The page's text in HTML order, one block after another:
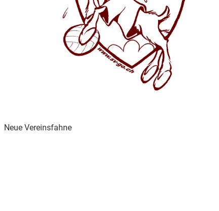
Neue Vereinsfahne